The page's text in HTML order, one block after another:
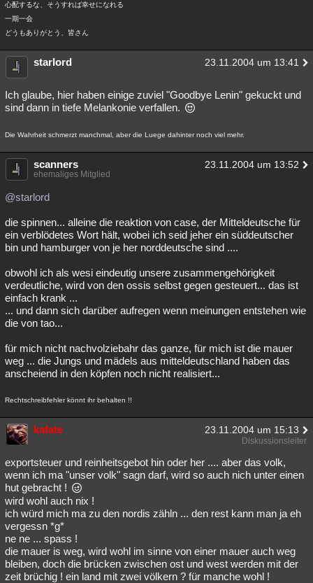
心配するな、そうすれば幸せになれる
一期一会
どうもありがとう、皆さん
starlord 23.11.2004 um 13:41
Ich glaube, hier haben einige zuviel "Goodbye Lenin" gekuckt und
sind dann in tiefe Melankonie verfallen.
Die Wahrheit schmerzt manchmal, aber die Luege dahinter noch viel mehr.
scanners 23.11.2004 um 13:52
ehemaliges Mitglied
@starlord
die spinnen... alleine die reaktion von case, der Mitteldeutsche für
ein verblödetes Wort hält, wobei ich seid jeher ein süddeutscher
bin und hamburger von je her norddeutsche sind ....
obwohl ich als wesi eindeutig unsere zusammengehörigkeit
verdeutliche, wird von den ossis selbst gegen gesteuert... das ist
einfach krank ...
... und dann sich darüber aufregen wenn meinungen entstehen wie
die von tao...
für mich nicht nachvolziebahr das ganze, für mich ist die mauer
weg ... die Jungs und mädels aus mitteldeutschland haben das
anscheiend in den köpfen noch nicht realisiert...
Rechtschreibfehler könnt ihr behalten !!
kafate 23.11.2004 um 15:13
Diskussionsleiter
exportsteuer und reinheitsgebot hin oder her .... aber das volk,
wenn ich ma "unser volk" sagn darf, wird so auch nich unter einen
hut gebracht !
wird wohl auch nix !
ich würd mich ma zu den nordis zähln ... den rest kann man ja eh
vergessn *g*
ne ne ... spass !
die mauer is weg, wird wohl im sinne von einer mauer auch weg
bleiben, doch die brücken zwischen ost und west werden mit der
zeit brüchig ! ein land mit zwei völkern ? für manche wohl !